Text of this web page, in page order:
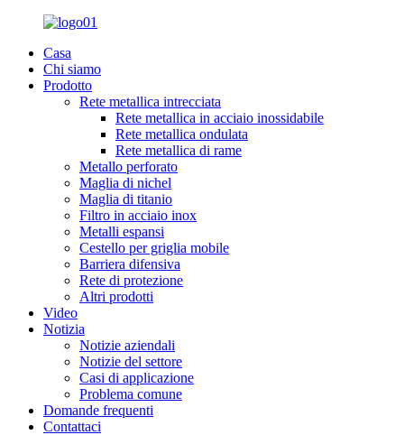
Casa
Chi siamo
Prodotto
Rete metallica intrecciata
Rete metallica in acciaio inossidabile
Rete metallica ondulata
Rete metallica di rame
Metallo perforato
Maglia di nichel
Maglia di titanio
Filtro in acciaio inox
Metalli espansi
Cestello per griglia mobile
Barriera difensiva
Rete di protezione
Altri prodotti
Video
Notizia
Notizie aziendali
Notizie del settore
Casi di applicazione
Problema comune
Domande frequenti
Contattaci